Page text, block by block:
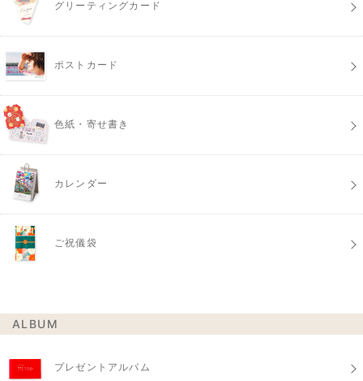
グリーティングカード
ポストカード
色紙・寄せ書き
カレンダー
ご祝儀袋
ALBUM
プレゼントアルバム